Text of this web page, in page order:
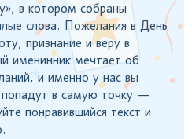
в котором собраны
слова. Пожелания в День
признание и веру в
именинник мечтает об
и именно у нас вы
попадут в самую точку —
понравившийся текст и